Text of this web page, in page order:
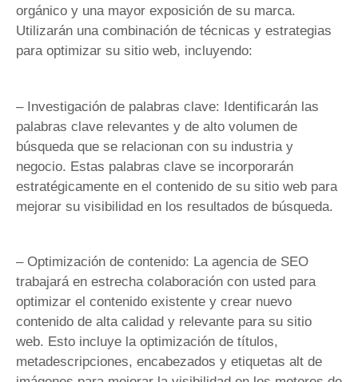
orgánico y una mayor exposición de su marca.
Utilizarán una combinación de técnicas y estrategias
para optimizar su sitio web, incluyendo:
– Investigación de palabras clave: Identificarán las
palabras clave relevantes y de alto volumen de
búsqueda que se relacionan con su industria y
negocio. Estas palabras clave se incorporarán
estratégicamente en el contenido de su sitio web para
mejorar su visibilidad en los resultados de búsqueda.
– Optimización de contenido: La agencia de SEO
trabajará en estrecha colaboración con usted para
optimizar el contenido existente y crear nuevo
contenido de alta calidad y relevante para su sitio
web. Esto incluye la optimización de títulos,
metadescripciones, encabezados y etiquetas alt de